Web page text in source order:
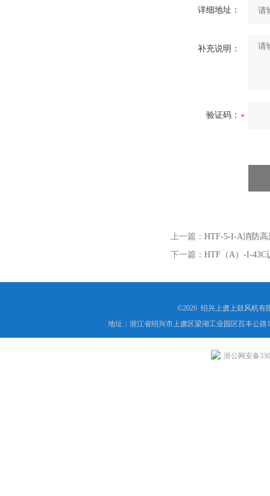
详细地址：
补充说明：
验证码：
上一篇： HTF-5-I-A消防
下一篇： HTF（A）-I-43C
©2026 绍兴上虞上鼓风机有
地址：浙江省绍兴市上虞区梁湖工业园区百丰公路
浙公网安备